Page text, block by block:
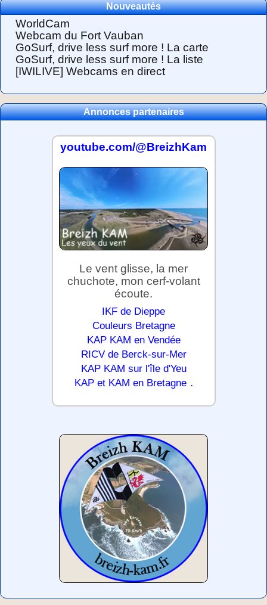
Nouveautés
WorldCam
Webcam du Fort Vauban
GoSurf, drive less surf more ! La carte
GoSurf, drive less surf more ! La liste
[IWILIVE] Webcams en direct
Annonces partenaires
youtube.com/@BreizhKam
Le vent glisse, la mer
chuchote, mon cerf-volant
écoute.
IKF de Dieppe
Couleurs Bretagne
KAP KAM en Vendée
RICV de Berck-sur-Mer
KAP KAM sur l'île d'Yeu
KAP et KAM en Bretagne .